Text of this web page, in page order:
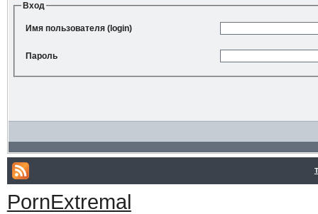
Вход
Имя пользователя (login)
Пароль
PornExtremal